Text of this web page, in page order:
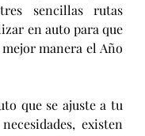
sencillas rutas
en auto para que
manera el Año
que se ajuste a tu
existen